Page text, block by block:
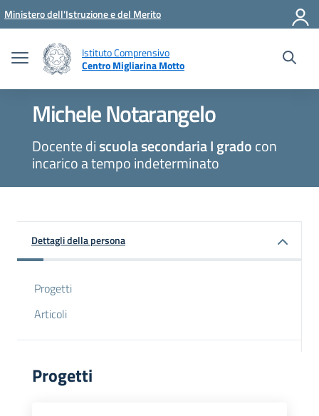
Vai ai contenuti
Vai al menu di navigazione
Vai al footer
Ministero dell'Istruzione e del Merito
Istituto Comprensivo
Centro Migliarina Motto
Michele Notarangelo
Docente discuola secondaria I gradocon
incarico a tempo indeterminato
Dettagli della persona
Progetti
Articoli
Progetti